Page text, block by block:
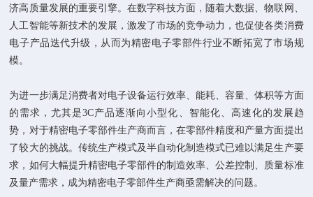
济高质量发展的重要引擎。在数字科技方面，随着大数据、物联网、
人工智能等新技术的发展，激发了市场的竞争动力，也促使各类消费
电子产品迭代升级，从而为精密电子零部件行业不断拓宽了市场规
模。
为进一步满足消费者对电子设备运行效率、能耗、容量、体积等方面
的需求，尤其是3C产品逐渐向小型化、智能化、高速化的发展趋
势，对于精密电子零部件生产商而言，在零部件精度和产量方面提出
了较大的挑战。传统生产模式及半自动化制造模式已难以满足生产要
求，如何大幅提升精密电子零部件的制造效率、公差控制、质量标准
及量产需求，成为精密电子零部件生产商亟需解决的问题。